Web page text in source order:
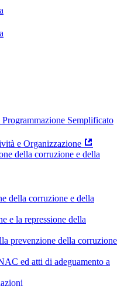
Semplificato
e Organizzazione
della corruzione e della
della corruzione e della
e la repressione della
prevenzione della corruzione
ed atti di adeguamento a